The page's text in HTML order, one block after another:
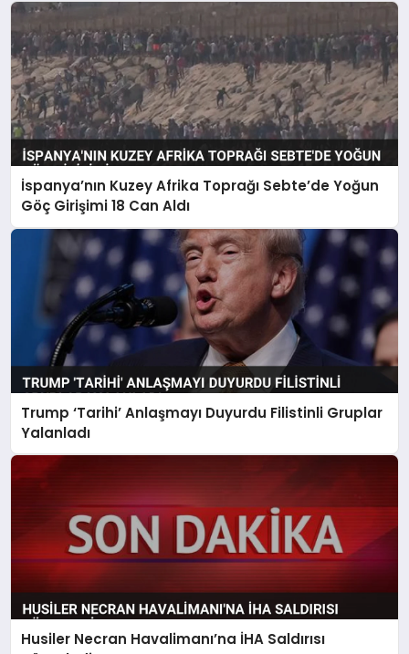
İspanya’nın Kuzey Afrika Toprağı Sebte’de Yoğun
Göç Girişimi 18 Can Aldı
Trump ‘Tarihi’ Anlaşmayı Duyurdu Filistinli Gruplar
Yalanladı
Husiler Necran Havalimanı’na İHA Saldırısı